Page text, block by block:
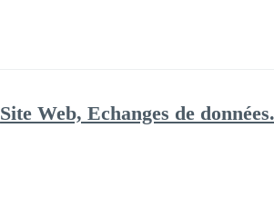
Site Web, Echanges de